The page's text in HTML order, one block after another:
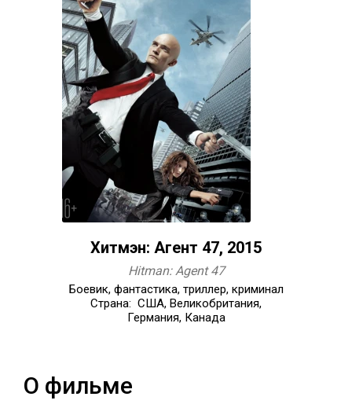
Хитмэн: Агент 47, 2015
Hitman: Agent 47
Боевик, фантастика, триллер, криминал
Страна: США, Великобритания,
Германия, Канада
О фильме